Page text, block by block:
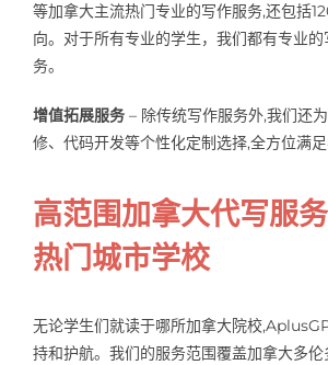
等加拿大主流热门专业的写作服务,还包括
向。对于所有专业的学生，我们都有专业
务。
增值拓展服务– 除传统写作服务外,我们还
修、代码开发等个性化定制选择,全方位满足
高范围加拿大代写服
热门城市学校
无论学生们就读于哪所加拿大院校
持和护航。我们的服务范围覆盖加拿大多